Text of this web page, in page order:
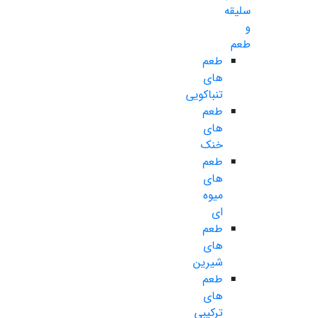
سلیقه
و
طعم
طعم
های
تنباکویی
طعم
های
خنک
طعم
های
میوه
ای
طعم
های
شیرین
طعم
های
ترکیبی